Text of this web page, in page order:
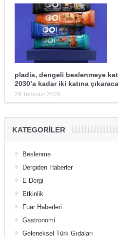
pladis, dengeli beslenmeye
2030’a kadar iki katına
29 Temmuz 2026
KATEGORILER
Beslenme
Dergiden Haberler
E-Dergi
Etkinlik
Fuar Haberleri
Gastronomi
Geleneksel Türk Gıdaları